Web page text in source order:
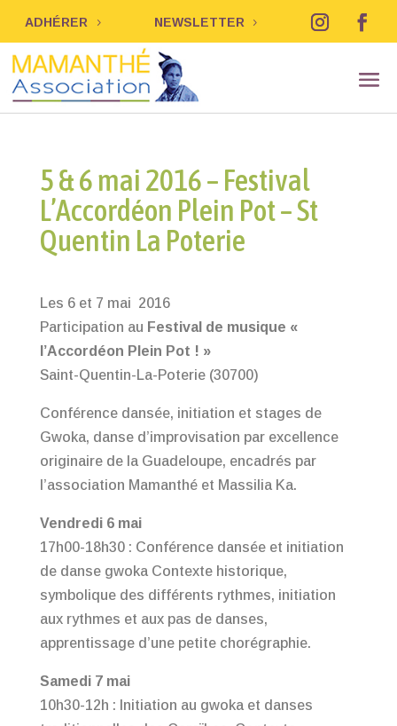
ADHÉRER NEWSLETTER
5 & 6 mai 2016 – Festival
L’Accordéon Plein Pot – St
Quentin La Poterie
Les 6 et 7 mai 2016
Participation au Festival de musique «
l’Accordéon Plein Pot ! »
Saint-Quentin-La-Poterie (30700)
Conférence dansée, initiation et stages de
Gwoka, danse d’improvisation par excellence
originaire de la Guadeloupe, encadrés par
l’association Mamanthé et Massilia Ka.
Vendredi 6 mai
17h00-18h30 : Conférence dansée et initiation
de danse gwoka Contexte historique,
symbolique des différents rythmes, initiation
aux rythmes et aux pas de danses,
apprentissage d’une petite chorégraphie.
Samedi 7 mai
10h30-12h : Initiation au gwoka et danses